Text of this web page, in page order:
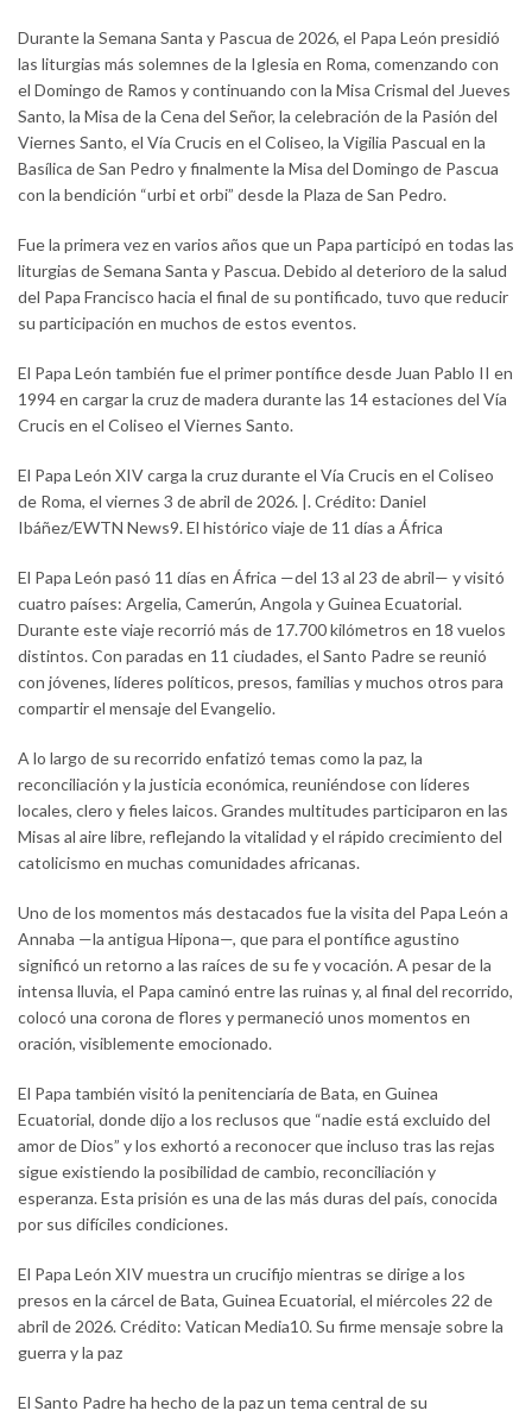
Durante la Semana Santa y Pascua de 2026, el Papa León presidió
las liturgias más solemnes de la Iglesia en Roma, comenzando con
el Domingo de Ramos y continuando con la Misa Crismal del Jueves
Santo, la Misa de la Cena del Señor, la celebración de la Pasión del
Viernes Santo, el Vía Crucis en el Coliseo, la Vigilia Pascual en la
Basílica de San Pedro y finalmente la Misa del Domingo de Pascua
con la bendición “urbi et orbi” desde la Plaza de San Pedro.
Fue la primera vez en varios años que un Papa participó en todas las
liturgias de Semana Santa y Pascua. Debido al deterioro de la salud
del Papa Francisco hacia el final de su pontificado, tuvo que reducir
su participación en muchos de estos eventos.
El Papa León también fue el primer pontífice desde Juan Pablo II en
1994 en cargar la cruz de madera durante las 14 estaciones del Vía
Crucis en el Coliseo el Viernes Santo.
El Papa León XIV carga la cruz durante el Vía Crucis en el Coliseo
de Roma, el viernes 3 de abril de 2026. |. Crédito: Daniel
Ibáñez/EWTN News9. El histórico viaje de 11 días a África
El Papa León pasó 11 días en África —del 13 al 23 de abril— y visitó
cuatro países: Argelia, Camerún, Angola y Guinea Ecuatorial.
Durante este viaje recorrió más de 17.700 kilómetros en 18 vuelos
distintos. Con paradas en 11 ciudades, el Santo Padre se reunió
con jóvenes, líderes políticos, presos, familias y muchos otros para
compartir el mensaje del Evangelio.
A lo largo de su recorrido enfatizó temas como la paz, la
reconciliación y la justicia económica, reuniéndose con líderes
locales, clero y fieles laicos. Grandes multitudes participaron en las
Misas al aire libre, reflejando la vitalidad y el rápido crecimiento del
catolicismo en muchas comunidades africanas.
Uno de los momentos más destacados fue la visita del Papa León a
Annaba —la antigua Hipona—, que para el pontífice agustino
significó un retorno a las raíces de su fe y vocación. A pesar de la
intensa lluvia, el Papa caminó entre las ruinas y, al final del recorrido,
colocó una corona de flores y permaneció unos momentos en
oración, visiblemente emocionado.
El Papa también visitó la penitenciaría de Bata, en Guinea
Ecuatorial, donde dijo a los reclusos que “nadie está excluido del
amor de Dios” y los exhortó a reconocer que incluso tras las rejas
sigue existiendo la posibilidad de cambio, reconciliación y
esperanza. Esta prisión es una de las más duras del país, conocida
por sus difíciles condiciones.
El Papa León XIV muestra un crucifijo mientras se dirige a los
presos en la cárcel de Bata, Guinea Ecuatorial, el miércoles 22 de
abril de 2026. Crédito: Vatican Media10. Su firme mensaje sobre la
guerra y la paz
El Santo Padre ha hecho de la paz un tema central de su